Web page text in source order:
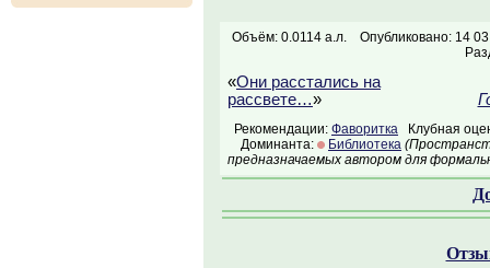
Объём: 0.0114 а.л.
Опубликовано: 14
«Они расстались на
рассвете…»
Рекомендации: Фаворитка Клубная
Доминанта:
Библиотека
предназначаемых автором для